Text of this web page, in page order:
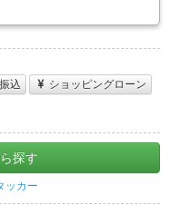
込
ショッピングローン
探す
ッカー